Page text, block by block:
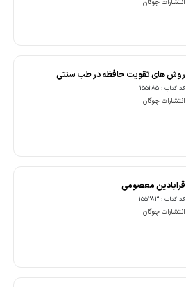
انتشارات چوگان
روش های تقویت حافظه در طب سنتی
کد کتاب : 155285
انتشارات چوگان
قرابادین معصومی
کد کتاب : 155283
انتشارات چوگان